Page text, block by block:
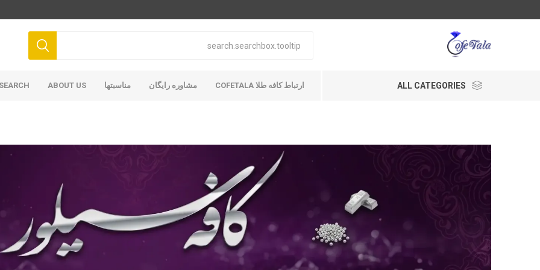
ALL CATEGORIES ارتباط کافه طلا COFETALA مشاوره رایگان مناسبتها ABOUT US
SEARCH